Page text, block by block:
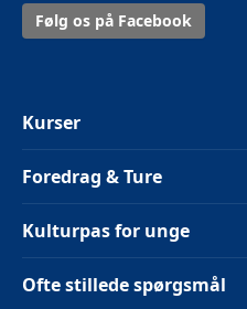
Følg os på Facebook
Kurser
Foredrag & Ture
Kulturpas for unge
Ofte stillede spørgsmål